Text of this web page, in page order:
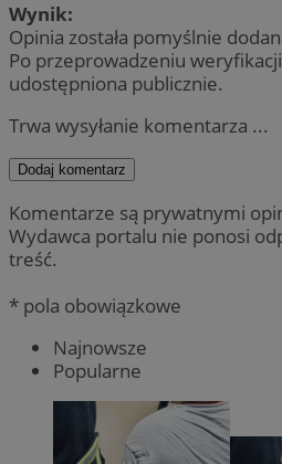
Wynik:
Opinia została pomyślnie
Po przeprowadzeniu
udostępniona publicznie.
Trwa wysyłanie komentarza ...
Dodaj komentarz
Komentarze są prywatnymi
Wydawca portalu nie ponosi
treść.
* pola obowiązkowe
Najnowsze
Popularne